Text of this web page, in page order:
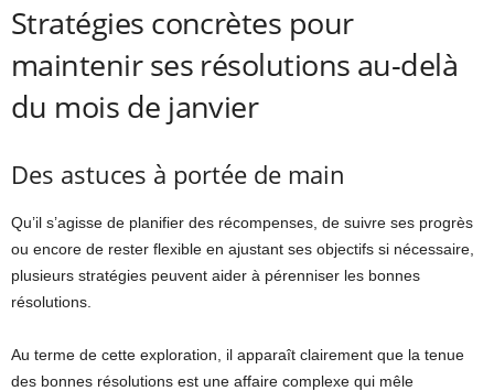
Stratégies concrètes pour
maintenir ses résolutions au-delà
du mois de janvier
Des astuces à portée de main
Qu’il s’agisse de planifier des récompenses, de suivre ses progrès
ou encore de rester flexible en ajustant ses objectifs si nécessaire,
plusieurs stratégies peuvent aider à pérenniser les bonnes
résolutions.
Au terme de cette exploration, il apparaît clairement que la tenue
des bonnes résolutions est une affaire complexe qui mêle